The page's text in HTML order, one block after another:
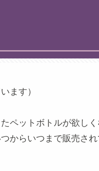
ます）
ペットボトルが欲し
からいつまで販売さ